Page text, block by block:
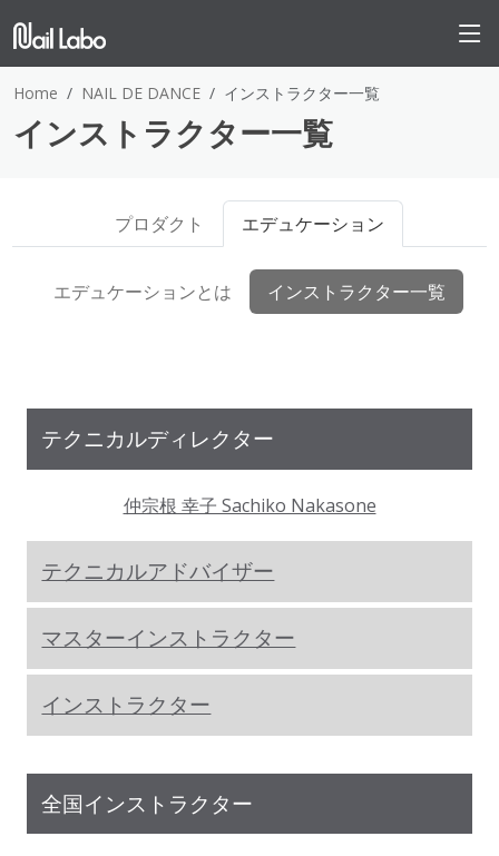
Home NAIL DE DANCE インストラクター一覧
インストラクター一覧
プロダクト エデュケーション
エデュケーションとは インストラクター一覧
テクニカルディレクター
仲宗根 幸子 Sachiko Nakasone
テクニカルアドバイザー
マスターインストラクター
インストラクター
全国インストラクター